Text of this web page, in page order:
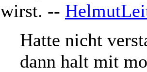
wirst. --
Hatte nicht
dann halt mit